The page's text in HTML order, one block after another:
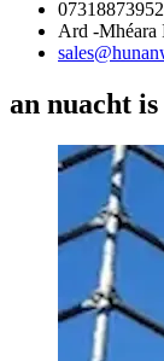
Ard -Mhéara
an nuacht